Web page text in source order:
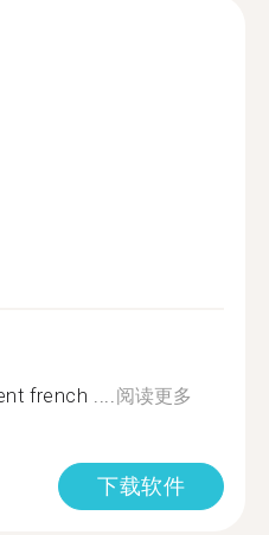
french ....阅读更多
下载软件